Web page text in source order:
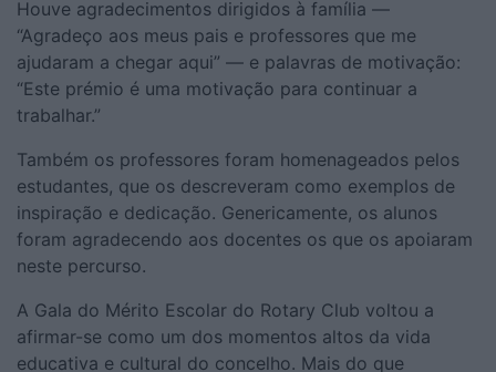
Houve agradecimentos dirigidos à família —
“Agradeço aos meus pais e professores que me
ajudaram a chegar aqui” — e palavras de motivação:
“Este prémio é uma motivação para continuar a
trabalhar.”
Também os professores foram homenageados pelos
estudantes, que os descreveram como exemplos de
inspiração e dedicação. Genericamente, os alunos
foram agradecendo aos docentes os que os apoiaram
neste percurso.
A Gala do Mérito Escolar do Rotary Club voltou a
afirmar-se como um dos momentos altos da vida
educativa e cultural do concelho. Mais do que